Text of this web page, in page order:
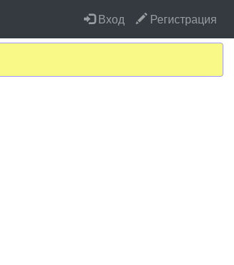
Вход Регистрация